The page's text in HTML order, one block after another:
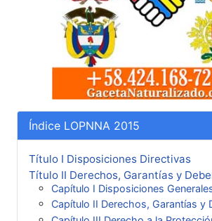
Índice LOPNNA 2015
Título I Disposiciones Directivas
Título II Derechos, Garantías y
Capítulo I Disposiciones
Capítulo II Derechos, Garantías y